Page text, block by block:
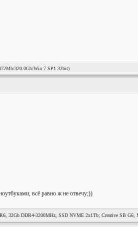
320.0Gb/Win 7 SP1 32bit)
всё равно ж не отвечу;))
32Gb DDR4-3200MHz, SSD NVME 2x1Tb; Creative SB G6,